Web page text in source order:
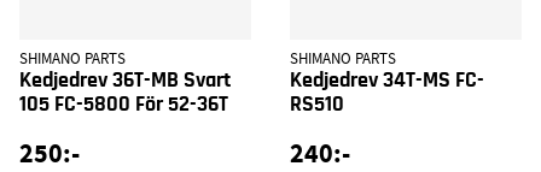
SHIMANO PARTS
Kedjedrev 36T-MB Svart
105 FC-5800 För 52-36T
250:-
SHIMANO PARTS
Kedjedrev 34T-MS FC-
RS510
240:-